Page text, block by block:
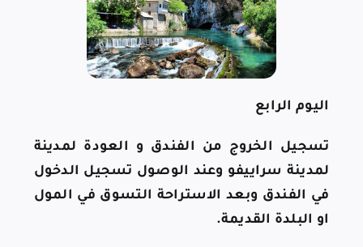
اليوم الرابع
تسجيل الخروج من الفندق و العودة لمدينة
لمدينة سراييفو وعند الوصول تسجيل الدخول
في الفندق وبعد الاستراحة التسوق في المول
او البلدة القديمة.